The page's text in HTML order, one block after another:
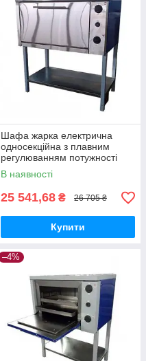
Шафа жарка електрична
односекційна з плавним
регулюванням потужності
ШЖЕ-1-GN2/1 еталон
В наявності
25 541,68 ₴ 26 705 ₴
Купити
–4%